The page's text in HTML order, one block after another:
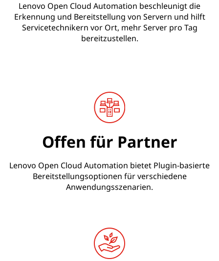
Lenovo Open Cloud Automation beschleunigt die
Erkennung und Bereitstellung von Servern und hilft
Servicetechnikern vor Ort, mehr Server pro Tag
bereitzustellen.
Offen für Partner
Lenovo Open Cloud Automation bietet Plugin-basierte
Bereitstellungsoptionen für verschiedene
Anwendungsszenarien.